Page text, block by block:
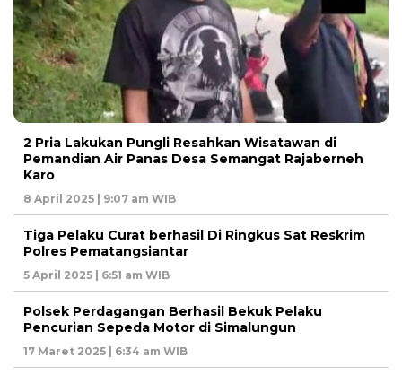
2 Pria Lakukan Pungli Resahkan Wisatawan di
Pemandian Air Panas Desa Semangat Rajaberneh
Karo
8 April 2025 | 9:07 am WIB
Tiga Pelaku Curat berhasil Di Ringkus Sat Reskrim
Polres Pematangsiantar
5 April 2025 | 6:51 am WIB
Polsek Perdagangan Berhasil Bekuk Pelaku
Pencurian Sepeda Motor di Simalungun
17 Maret 2025 | 6:34 am WIB